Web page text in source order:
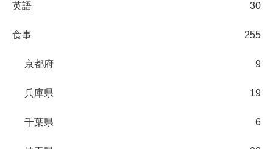
英語 30
食事 255
京都府 9
兵庫県 19
千葉県 6